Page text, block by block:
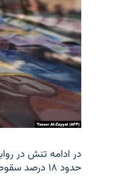
در ادامه تنش در
حدود ۱۸ درصد سقوط کرد.